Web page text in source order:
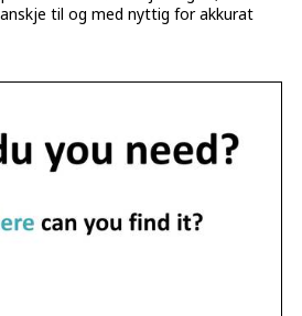
til og med nyttig for akkurat